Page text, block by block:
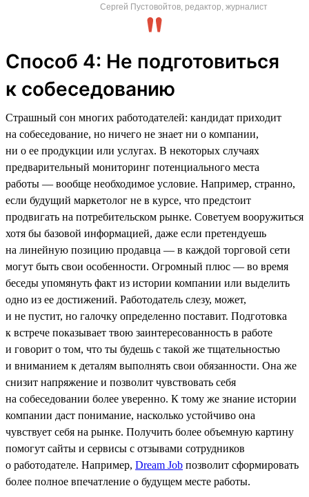
Сергей Пустовойтов, редактор, журналист
Способ 4: Не подготовиться
к собеседованию
Страшный сон многих работодателей: кандидат приходит
на собеседование, но ничего не знает ни о компании,
ни о ее продукции или услугах. В некоторых случаях
предварительный мониторинг потенциального места
работы — вообще необходимое условие. Например, странно,
если будущий маркетолог не в курсе, что предстоит
продвигать на потребительском рынке. Советуем вооружиться
хотя бы базовой информацией, даже если претендуешь
на линейную позицию продавца — в каждой торговой сети
могут быть свои особенности. Огромный плюс — во время
беседы упомянуть факт из истории компании или выделить
одно из ее достижений. Работодатель слезу, может,
и не пустит, но галочку определенно поставит. Подготовка
к встрече показывает твою заинтересованность в работе
и говорит о том, что ты будешь с такой же тщательностью
и вниманием к деталям выполнять свои обязанности. Она же
снизит напряжение и позволит чувствовать себя
на собеседовании более уверенно. К тому же знание истории
компании даст понимание, насколько устойчиво она
чувствует себя на рынке. Получить более объемную картину
помогут сайты и сервисы с отзывами сотрудников
о работодателе. Например, Dream Job позволит сформировать
более полное впечатление о будущем месте работы.